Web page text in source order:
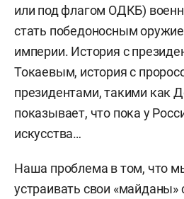
или под флагом ОДКБ)
стать победоносным
империи. История с
Токаевым, история с
президентами, такими как
показывает, что пока у
искусства…
Наша проблема в том, что
устраивать свои